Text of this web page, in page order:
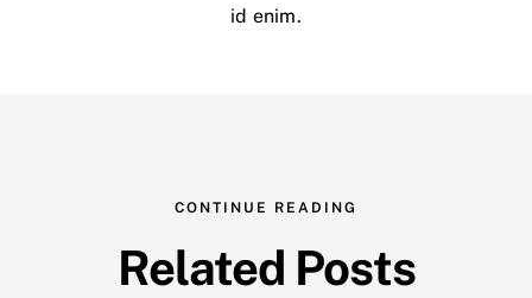
id enim.
CONTINUE READING
Related Posts